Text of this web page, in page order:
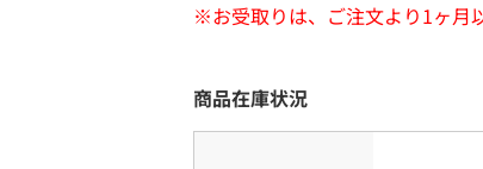
※お受取りは、ご注文より1ヶ月
商品在庫状況